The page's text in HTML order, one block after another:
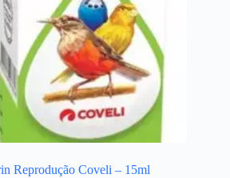
Reprodução Coveli – 15ml